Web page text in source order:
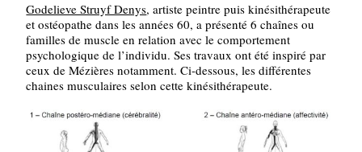
Godelieve Struyf Denys, artiste peintre puis kinésithérapeute
et ostéopathe dans les années 60, a présenté 6 chaînes ou
familles de muscle en relation avec le comportement
psychologique de l’individu. Ses travaux ont été inspiré par
ceux de Mézières notamment. Ci-dessous, les différentes
chaines musculaires selon cette kinésithérapeute.